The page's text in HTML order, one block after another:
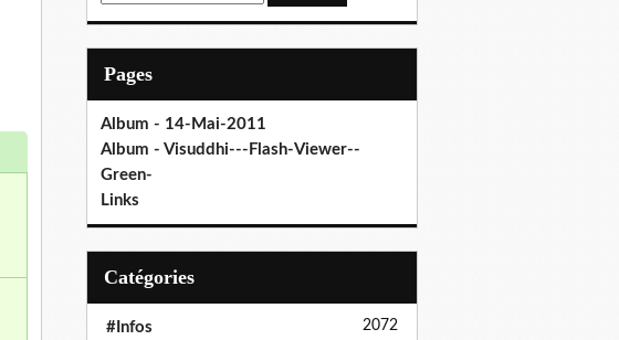
Pages
Album - 14-Mai-2011
Album - Visuddhi---Flash-Viewer--
Green-
Links
Catégories
#Infos 2072